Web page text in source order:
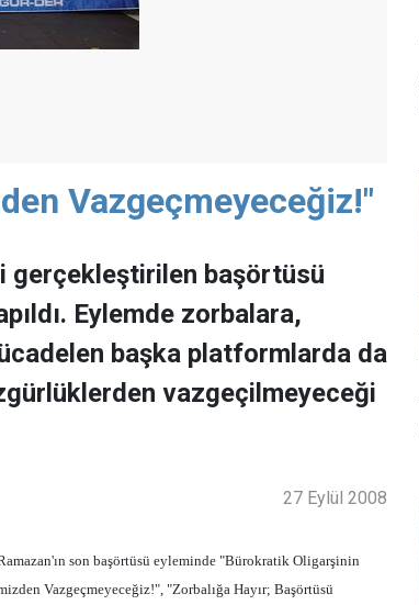
Vazgeçmeyeceğiz!"
gerçekleştirilen başörtüsü
Eylemde zorbalara,
başka platformlarda da
vazgeçilmeyeceği
27 Eylül 2008
son başörtüsü eyleminde "Bürokratik Oligarşinin
Vazgeçmeyeceğiz!", "Zorbalığa Hayır; Başörtüsü